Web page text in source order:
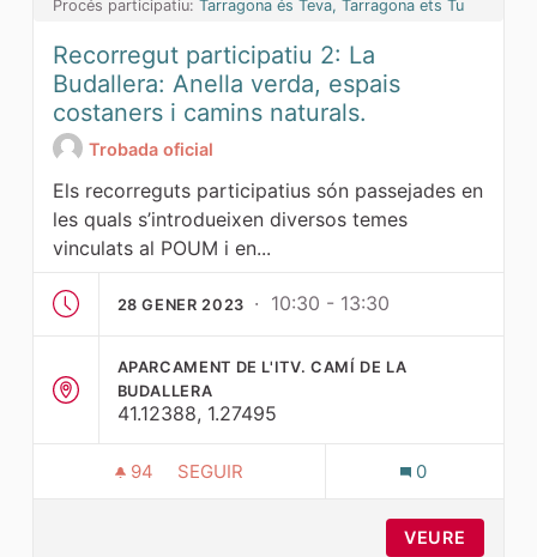
Procés participatiu: Tarragona és Teva, Tarragona ets Tu
Recorregut participatiu 2: La
Budallera: Anella verda, espais
costaners i camins naturals.
Trobada oficial
Els recorreguts participatius són passejades en
les quals s’introdueixen diversos temes
vinculats al POUM i en...
28 GENER 2023 · 10:30 - 13:30
APARCAMENT DE L'ITV. CAMÍ DE LA
BUDALLERA
41.12388, 1.27495
94 94 SEGUIDORES
SEGUIR 0
VEURE